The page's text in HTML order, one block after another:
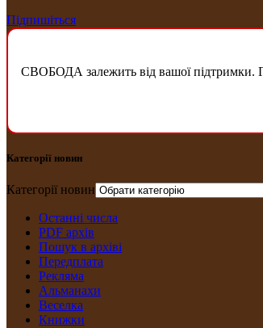
Підпишіться
СВОБОДА залежить від вашої підтримки.
Категорії новин
Категорії новин
Останні числа
PDF архів
Пошук в архіві
Передплата
Рекляма
Альманахи
Веселка
Книжки